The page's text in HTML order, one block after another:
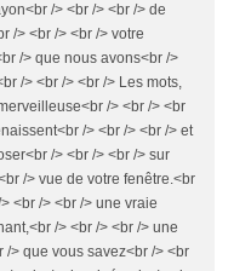
/> <br /> <br /> de
/> <br /> <br /> votre
/> que nous avons<br />
/> <br /> <br /> Les mots,
/> <br /> <br
/> <br /> <br /> et
/> <br /> <br /> sur
/> vue de votre fenêtre.<br
<br /> <br /> une vraie
/> <br /> <br /> une
/> que vous savez<br /> <br